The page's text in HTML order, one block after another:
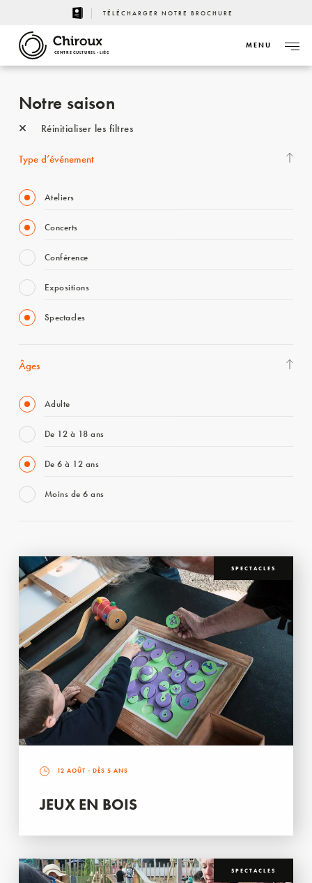
TÉLÉCHARGER NOTRE BROCHURE
CENTRE CULTUREL - LIÈGE
MENU
Notre saison
Réinitialiser les filtres
Type d’événement
Ateliers
Concerts
Conférence
Expositions
Spectacles
Âges
Adulte
De 12 à 18 ans
De 6 à 12 ans
Moins de 6 ans
SPECTACLES
12 AOÛT - DÈS 5 ANS
JEUX EN BOIS
SPECTACLES